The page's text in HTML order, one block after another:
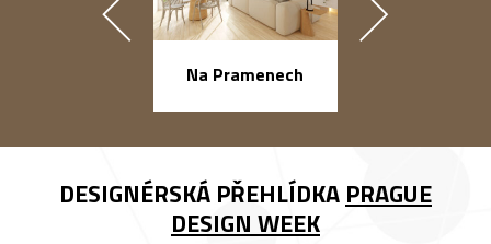
Na Pramenech
DESIGNÉRSKÁ PŘEHLÍDKA PRAGUE
DESIGN WEEK